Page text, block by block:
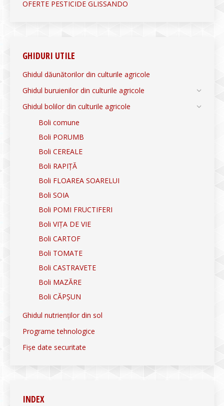
OFERTE PESTICIDE GLISSANDO
GHIDURI UTILE
Ghidul dăunătorilor din culturile agricole
Ghidul buruienilor din culturile agricole
Ghidul bolilor din culturile agricole
Boli comune
Boli PORUMB
Boli CEREALE
Boli RAPIȚĂ
Boli FLOAREA SOARELUI
Boli SOIA
Boli POMI FRUCTIFERI
Boli VIȚA DE VIE
Boli CARTOF
Boli TOMATE
Boli CASTRAVETE
Boli MAZĂRE
Boli CĂPȘUN
Ghidul nutrienților din sol
Programe tehnologice
Fișe date securitate
INDEX